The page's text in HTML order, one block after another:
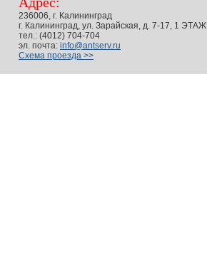
236006, г. Калининград
г. Калининград, ул. Зарайская, д. 7-17, 1 ЭТАЖ
тел.: (4012) 704-704
эл. почта: info@antserv.ru
Схема проезда >>